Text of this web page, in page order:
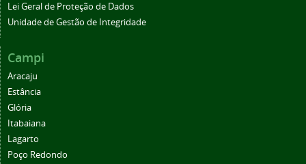
Lei Geral de Proteção de Dados
Unidade de Gestão de Integridade
Campi
Aracaju
Estância
Glória
Itabaiana
Lagarto
Poço Redondo